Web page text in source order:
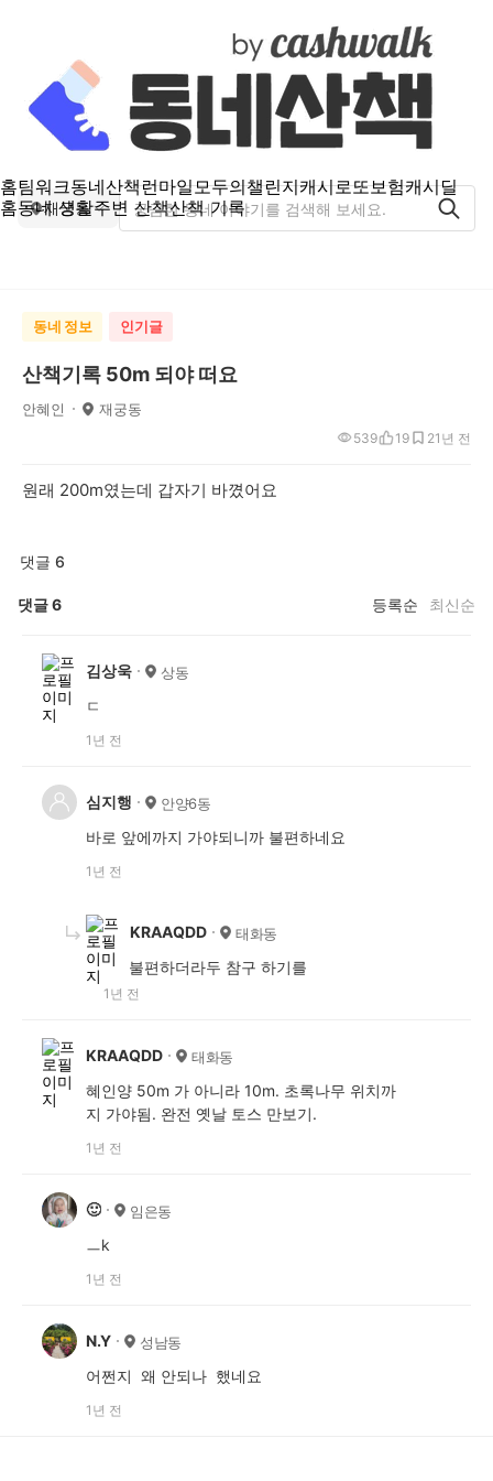
홈팀워크동네산책런마일모두의챌린지캐시로또보험캐시딜
홈동네 생활주변 산책산책 기록
재궁동
동네 정보 인기글
산책기록 50m 되야 떠요
안혜인 재궁동
1년 전
539 19 2
원래 200m였는데 갑자기 바꼈어요
댓글 6
댓글6 등록순 최신순
김상욱 상동
ㄷ
1년 전
심지행 안양6동
바로 앞에까지 가야되니까 불편하네요
1년 전
KRAAQDD 태화동
불편하더라두 참구 하기를
1년 전
KRAAQDD 태화동
혜인양 50m 가 아니라 10m. 초록나무 위치까
지 가야됨. 완전 옛날 토스 만보기.
1년 전
🙂 임은동
ㅡk
1년 전
N.Y 성남동
어쩐지 왜 안되나 했네요
1년 전